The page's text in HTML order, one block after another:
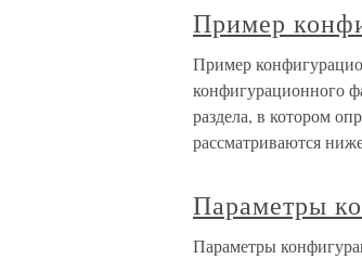
Пример
Пример
конфигурационного
раздела, в котором
рассматриваются
Параметры
Параметры